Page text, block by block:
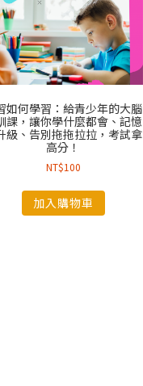
如何學習：給青少年的大腦
課，讓你學什麼都會、記憶
級、告別拖拖拉拉，考試拿
高分！
NT$100
加入購物車